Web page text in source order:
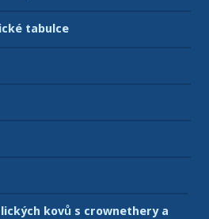
tabulce
kovů s crownethery a